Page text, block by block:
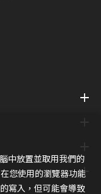
中放置並取用我們的
您使用的瀏覽器功能
寫入，但可能會導致